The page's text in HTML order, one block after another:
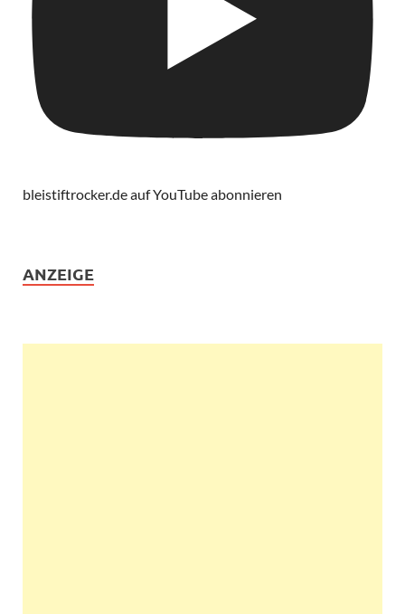
bleistiftrocker.de auf YouTube abonnieren
ANZEIGE